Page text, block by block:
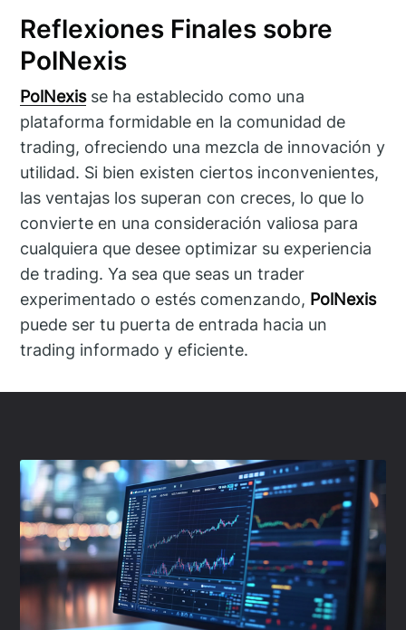
Reflexiones Finales sobre
PolNexis
PolNexisse ha establecido como una
plataforma formidable en la comunidad de
trading, ofreciendo una mezcla de innovación y
utilidad. Si bien existen ciertos inconvenientes,
las ventajas los superan con creces, lo que lo
convierte en una consideración valiosa para
cualquiera que desee optimizar su experiencia
de trading. Ya sea que seas un trader
experimentado o estés comenzando, PolNexis
puede ser tu puerta de entrada hacia un
trading informado y eficiente.